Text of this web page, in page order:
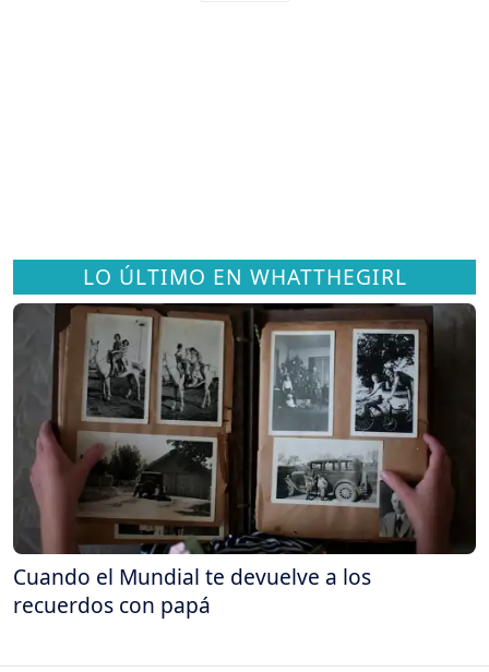
LO ÚLTIMO EN WHATTHEGIRL
Cuando el Mundial te devuelve a los
recuerdos con papá